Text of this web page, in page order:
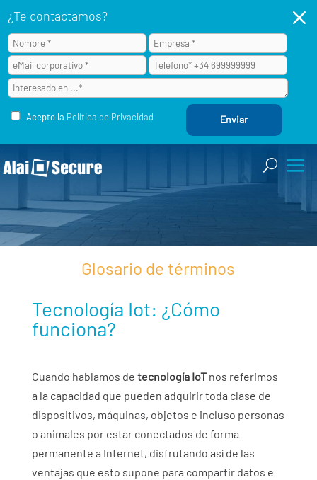
¿Te contactamos?
Acepto la Política de Privacidad
M
Glosario de términos
Tecnología Iot: ¿Cómo
funciona?
Cuando hablamos de tecnología IoTnos referimos
a la capacidad que pueden adquirir toda clase de
dispositivos, máquinas, objetos e incluso personas
o animales por estar conectados de forma
permanente a Internet, disfrutando así de las
ventajas que esto supone para compartir datos e